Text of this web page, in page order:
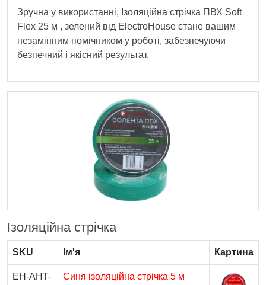
Зручна у використанні, Ізоляційна стрічка ПВХ Soft
Flex 25 м , зелений від ElectroHouse стане вашим
незамінним помічником у роботі, забезпечуючи
безпечний і якісний результат.
Ізоляційна стрічка
SKU Ім'я Картина
EH-AHT- Синя ізоляційна стрічка 5 м